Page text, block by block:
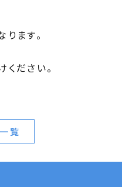
ます。
ださい。
覧